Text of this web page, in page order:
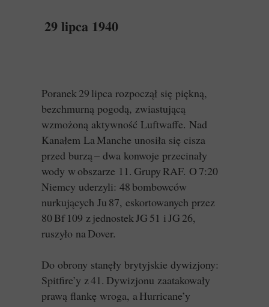
Poranek 29 lipca rozpoczął się piękną,
bezchmurną pogodą, zwiastującą
wzmożoną aktywność Luftwaffe. Nad
Kanałem La Manche unosiła się cisza
przed burzą – dwa konwoje przecinały
wody w obszarze 11. Grupy RAF. O 7:20
Niemcy uderzyli: 48 bombowców
nurkujących Ju 87, eskortowanych przez
80 Bf 109 z jednostek JG 51 i JG 26,
ruszyło na Dover.
Do obrony stanęły brytyjskie dywizjony:
Spitfire’y z 41. Dywizjonu zaatakowały
prawą flankę wroga, a Hurricane’y
𝟐𝟗 𝐥𝐢𝐩𝐜𝐚 𝟏𝟗𝟒𝟎